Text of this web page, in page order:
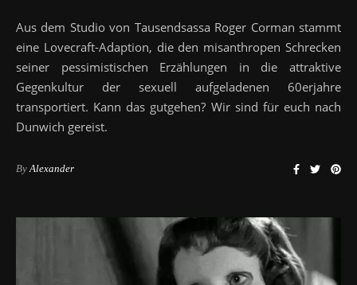
Aus dem Studio von Tausendsassa Roger Corman stammt
eine Lovecraft-Adaption, die den misanthropen Schrecken
seiner pessimistischen Erzählungen in die attraktive
Gegenkultur der sexuell aufgeladenen 60erjahre
transportiert. Kann das gutgehen? Wir sind für euch nach
Dunwich gereist.
ByAlexander